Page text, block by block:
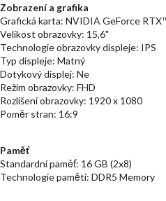
Zobrazení a grafika
Grafická karta: NVIDIA GeForce
Velikost obrazovky: 15,6"
Technologie obrazovky displeje: IPS
Typ displeje: Matný
Dotykový displej: Ne
Režim obrazovky: FHD
Rozlišení obrazovky: 1920 x 1080
Poměr stran: 16:9
Paměť
Standardní paměť: 16 GB (2x8)
Technologie paměti: DDR5 Memory